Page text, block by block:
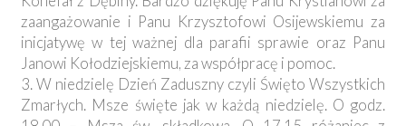
zaangażowanie i Panu Krzysztofowi Osijewskiemu za
inicjatywę w tej ważnej dla parafii sprawie oraz Panu
Janowi Kołodziejskiemu, za współpracę i pomoc.
3. W niedzielę Dzień Zaduszny czyli Święto Wszystkich
Zmarłych. Msze święte jak w każdą niedzielę. O godz.